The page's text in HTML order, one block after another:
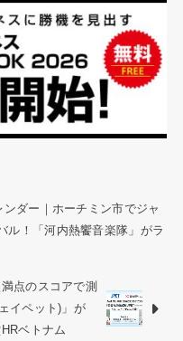
ンダー｜ホーチミン市でジャ
ル！「河内熱饗音楽隊」がラ
点のスコアで測
イペット)」が
ベトナム